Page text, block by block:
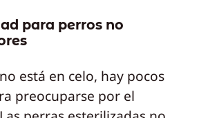
para perros no
está en celo, hay pocos
preocuparse por el